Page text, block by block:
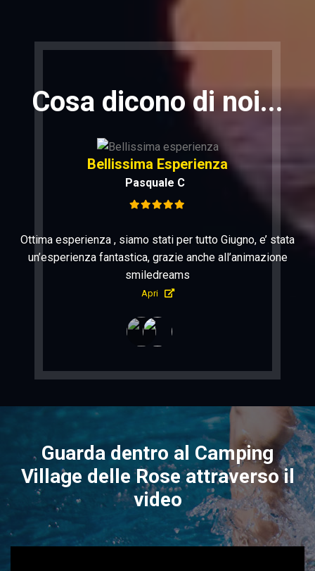
Cosa dicono di noi...
Bellissima Esperienza
Pasquale C
Ottima esperienza , siamo stati per tutto Giugno, e’ stata
un’esperienza fantastica, grazie anche all’animazione
smiledreams
Apri
Guarda dentro al Camping
Village delle Rose attraverso il
video